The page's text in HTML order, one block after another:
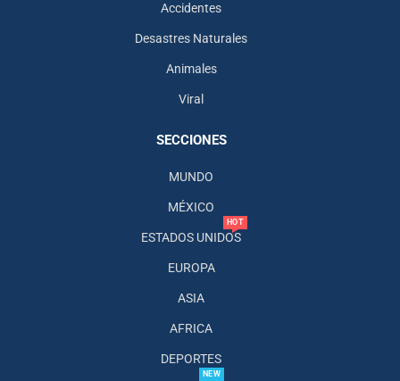
Accidentes
Desastres Naturales
Animales
Viral
SECCIONES
MUNDO
MÉXICO
ESTADOS UNIDOS
HOT
EUROPA
ASIA
AFRICA
DEPORTES
NEW